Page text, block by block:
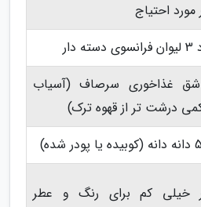
مورد احتیاج
غذاخوری سرصاف (آسیاب
کمی درشت تر از قهوه ترک)
خیلی کم برای رنگ و عطر